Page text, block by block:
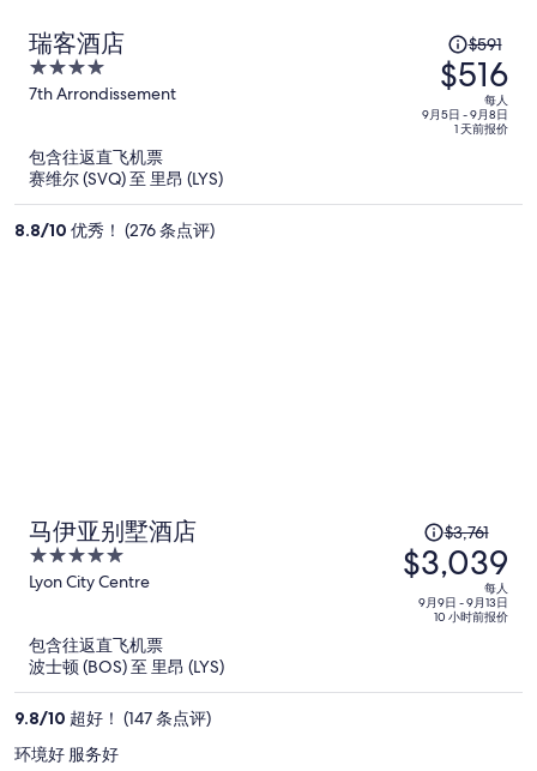
瑞客酒店
4
out
5
7th Arrondissement
原
价
为
每
现
$591
$516
每人
9月5日 - 9月8日
1 天前报价
包含往返直飞机票
赛维尔 (SVQ) 至 里昂 (LYS)
8.8/10 优秀！ (276 条点评)
马伊亚别墅酒店
5
out
5
Lyon City Centre
价
为
每
现
$3,761
$3,039
每人
9月9日 - 9月13日
10 小时前报价
包含往返直飞机票
波士顿 (BOS) 至 里昂 (LYS)
9.8/10 超好！ (147 条点评)
环境好 服务好